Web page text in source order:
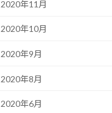
2020年11月
2020年10月
2020年9月
2020年8月
2020年6月